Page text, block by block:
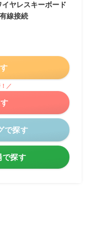
ヤレスキーボード
線接続
／
で探す
で探す